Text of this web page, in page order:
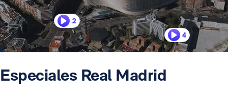
2
4
Especiales Real Madrid